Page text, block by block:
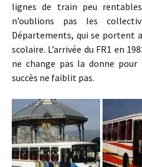
lignes de train peu
n’oublions pas les
Départements, qui se portent
scolaire. L’arrivée du FR1 en
ne change pas la donne
succès ne faiblit pas.